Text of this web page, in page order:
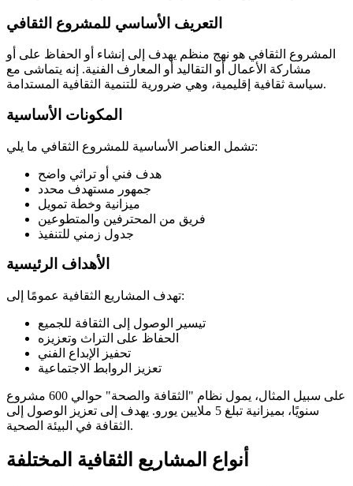
التعريف الأساسي للمشروع الثقافي
المشروع الثقافي هو نهج منظم يهدف إلى إنشاء أو الحفاظ على أو
مشاركة الأعمال أو التقاليد أو المعارف الفنية. إنه يتماشى مع
سياسة ثقافية إقليمية، وهي ضرورية للتنمية الثقافية المستدامة.
المكونات الأساسية
تشمل العناصر الأساسية للمشروع الثقافي ما يلي:
هدف فني أو تراثي واضح
جمهور مستهدف محدد
ميزانية وخطة تمويل
فريق من المحترفين والمتطوعين
جدول زمني للتنفيذ
الأهداف الرئيسية
تهدف المشاريع الثقافية عمومًا إلى:
تيسير الوصول إلى الثقافة للجميع
الحفاظ على التراث وتعزيزه
تحفيز الإبداع الفني
تعزيز الروابط الاجتماعية
على سبيل المثال، يمول نظام "الثقافة والصحة" حوالي 600 مشروع
سنويًا، بميزانية تبلغ 5 ملايين يورو. يهدف إلى تعزيز الوصول إلى
الثقافة في البيئة الصحية.
أنواع المشاريع الثقافية المختلفة